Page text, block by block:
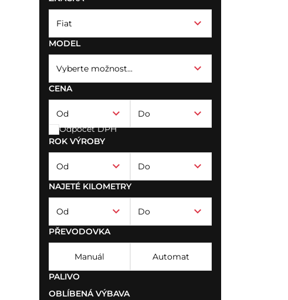
MODEL
CENA
Odpočet DPH
ROK VÝROBY
NAJETÉ KILOMETRY
PŘEVODOVKA
Manuál
Automat
PALIVO
OBLÍBENÁ VÝBAVA